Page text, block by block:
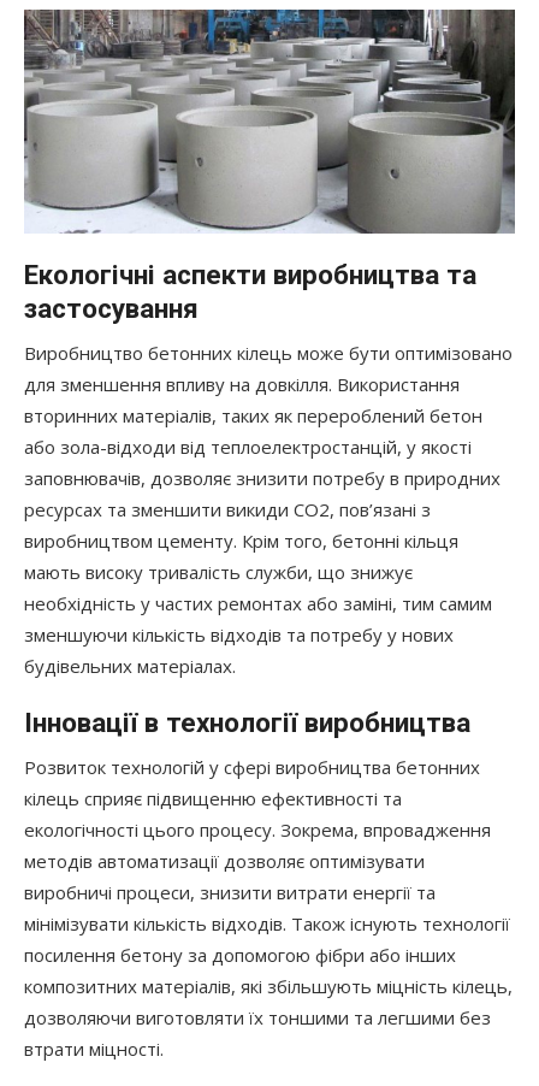
Екологічні аспекти виробництва та
застосування
Виробництво бетонних кілець може бути оптимізовано
для зменшення впливу на довкілля. Використання
вторинних матеріалів, таких як перероблений бетон
або зола-відходи від теплоелектростанцій, у якості
заповнювачів, дозволяє знизити потребу в природних
ресурсах та зменшити викиди CO2, пов’язані з
виробництвом цементу. Крім того, бетонні кільця
мають високу тривалість служби, що знижує
необхідність у частих ремонтах або заміні, тим самим
зменшуючи кількість відходів та потребу у нових
будівельних матеріалах.
Інновації в технології виробництва
Розвиток технологій у сфері виробництва бетонних
кілець сприяє підвищенню ефективності та
екологічності цього процесу. Зокрема, впровадження
методів автоматизації дозволяє оптимізувати
виробничі процеси, знизити витрати енергії та
мінімізувати кількість відходів. Також існують технології
посилення бетону за допомогою фібри або інших
композитних матеріалів, які збільшують міцність кілець,
дозволяючи виготовляти їх тоншими та легшими без
втрати міцності.